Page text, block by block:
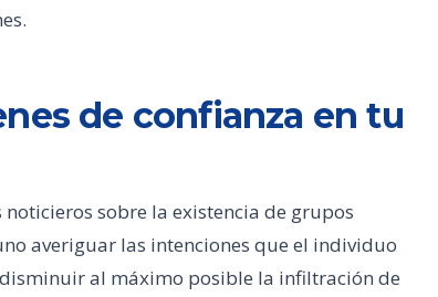
de confianza en tu
noticieros sobre la existencia de grupos
averiguar las intenciones que el individuo
al máximo posible la infiltración de